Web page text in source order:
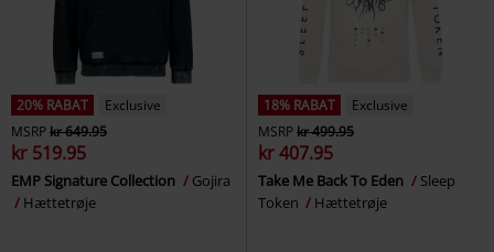
20% RABAT
Exclusive
MSRPkr 649.95
kr 519.95
EMP Signature Collection
Gojira
Hættetrøje
18% RABAT
Exclusive
MSRPkr 499.95
kr 407.95
Take Me Back To Eden
Sleep
Token
Hættetrøje